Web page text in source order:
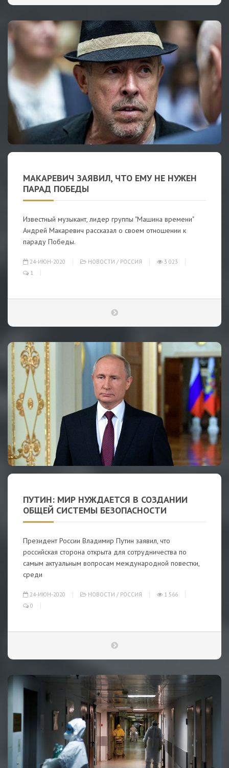
МАКАРЕВИЧ ЗАЯВИЛ, ЧТО ЕМУ НЕ НУЖЕН
ПАРАД ПОБЕДЫ
Известный музыкант, лидер группы "Машина времени"
Андрей Макаревич рассказал о своем отношении к
параду Победы.
24-ИЮН-2020 НОВОСТИ / РОССИЯ
3 023
1
ПУТИН: МИР НУЖДАЕТСЯ В СОЗДАНИИ
ОБЩЕЙ СИСТЕМЫ БЕЗОПАСНОСТИ
Президент России Владимир Путин заявил, что
российская сторона открыта для сотрудничества по
самым актуальным вопросам международной повестки,
среди
24-ИЮН-2020 НОВОСТИ / РОССИЯ
1 566
0